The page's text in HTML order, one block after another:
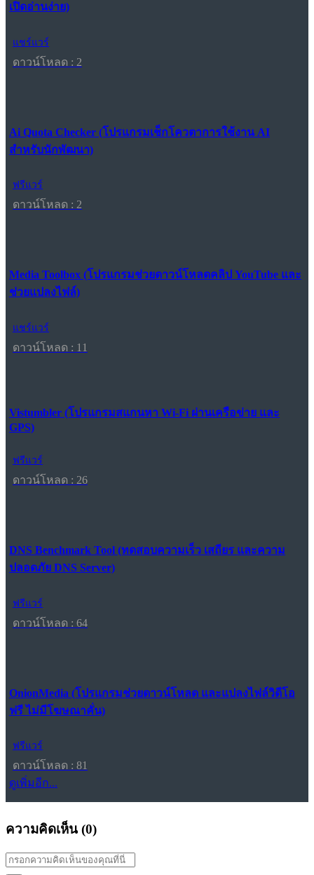
เปิดอ่านง่าย)
แชร์แวร์
ดาวน์โหลด : 2
Ai Quota Checker (โปรแกรมเช็กโควตาการใช้งาน AI
สำหรับนักพัฒนา)
ฟรีแวร์
ดาวน์โหลด : 2
Media Toolbox (โปรแกรมช่วยดาวน์โหลดคลิป YouTube และ
ช่วยแปลงไฟล์)
แชร์แวร์
ดาวน์โหลด : 11
Vistumbler (โปรแกรมสแกนหา Wi-Fi ผ่านเครือข่าย และ
GPS)
ฟรีแวร์
ดาวน์โหลด : 26
DNS Benchmark Tool (ทดสอบความเร็ว เสถียร และความ
ปลอดภัย DNS Server)
ฟรีแวร์
ดาวน์โหลด : 64
OnionMedia (โปรแกรมช่วยดาวน์โหลด และแปลงไฟล์วิดีโอ
ฟรี ไม่มีโฆษณาคั่น)
ฟรีแวร์
ดาวน์โหลด : 81
ดูเพิ่มอีก...
ความคิดเห็น (0)